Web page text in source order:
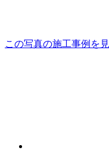
この写真の施工事例を